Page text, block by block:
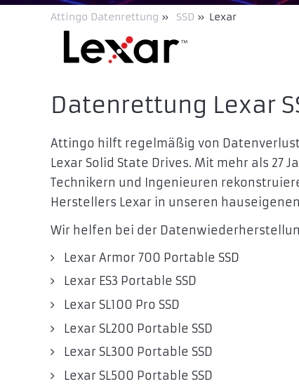
Attingo Datenrettung » SSD » Lexar
Datenrettung Lexar
Attingo hilft regelmäßig von
Lexar Solid State Drives. Mit mehr als
Technikern und Ingenieuren
Herstellers Lexar in unseren
Wir helfen bei der
Lexar Armor 700 Portable SSD
Lexar ES3 Portable SSD
Lexar SL100 Pro SSD
Lexar SL200 Portable SSD
Lexar SL300 Portable SSD
Lexar SL500 Portable SSD